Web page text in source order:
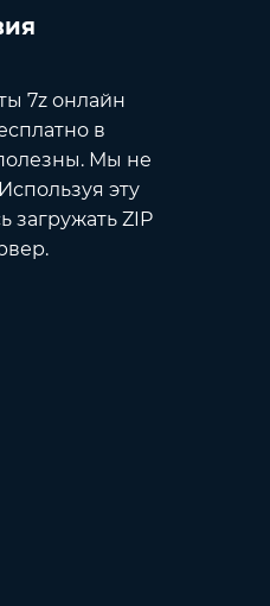
7z онлайн
в
Мы не
эту
загружать ZIP